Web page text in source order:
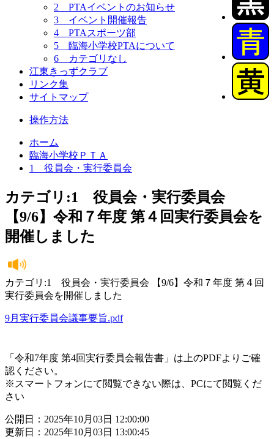
2 PTAイベントのお知らせ
3 イベント開催報告
4 PTAスポーツ部
5 臨海小学校PTAについて
6 カテゴリなし
江東きっずクラブ
リンク集
サイトマップ
操作方法
ホーム
臨海小学校ＰＴＡ
1 役員会・実行委員会
カテゴリ:1 役員会・実行委員会
【9/6】令和７年度 第４回実行委員会を
開催しました
カテゴリ:1 役員会・実行委員会 【9/6】令和７年度 第４回
実行委員会を開催しました
9月実行委員会議事要旨.pdf
「令和7年度 第4回実行委員会報告書」は上のPDFよりご確
認ください。
※スマートフォンにて閲覧できない際は、PCにて閲覧くだ
さい
公開日：2025年10月03日 12:00:00
更新日：2025年10月03日 13:00:45